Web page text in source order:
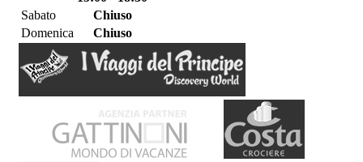
Sabato
Chiuso
Domenica
Chiuso